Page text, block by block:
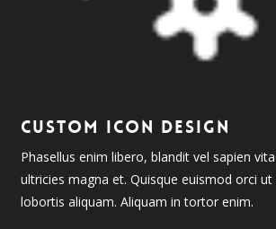
CUSTOM ICON DESIGN
Phasellus enim libero, blandit vel sapien
ultricies magna et. Quisque euismod orci
lobortis aliquam. Aliquam in tortor enim.